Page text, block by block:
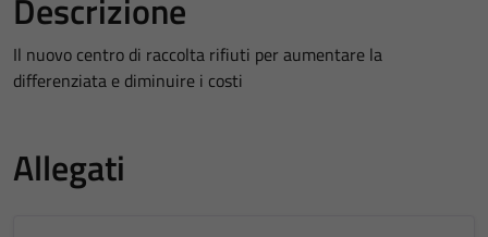
Descrizione
Il nuovo centro di raccolta rifiuti per aumentare la
differenziata e diminuire i costi
Allegati